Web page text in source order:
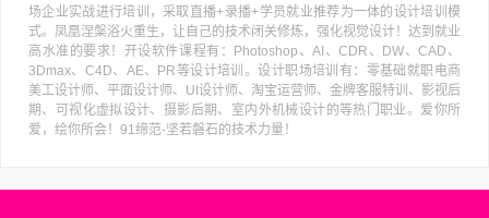
场企业实战进行培训，采取直播+录播+学员就业推荐为一体的设计培训模
式。凤凰涅槃浴火重生，让自己的技术闭关修炼，强化视觉设计！达到就业
高水准的要求！开设软件课程有：Photoshop、AI、CDR、DW、CAD、
3Dmax、C4D、AE、PR等设计培训。设计职场培训有：零基础就职电商
美工设计师、平面设计师、UI设计师、淘宝运营师、金牌客服特训、影视后
期、可视化虚拟设计、摄影后期、室内外机械设计的等热门职业。爱你所
爱，绘你所会！91缔范-坚若磐石的技术力量！